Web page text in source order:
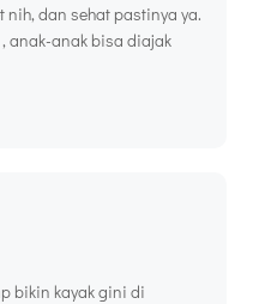
dan sehat pastinya ya.
anak-anak bisa diajak
bikin kayak gini di